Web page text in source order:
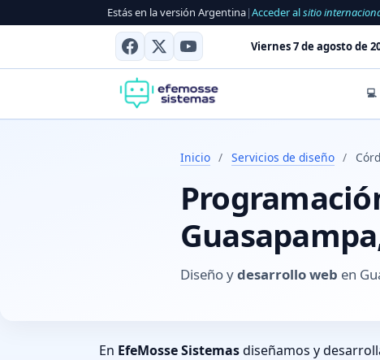
Estás en la versión Argentina|Acceder alsitio
Viernes 7 de agosto de
💻
Inicio / Servicios de diseño /
Diseño ydesarrollo web en
En EfeMosse Sistemasdiseñamos y